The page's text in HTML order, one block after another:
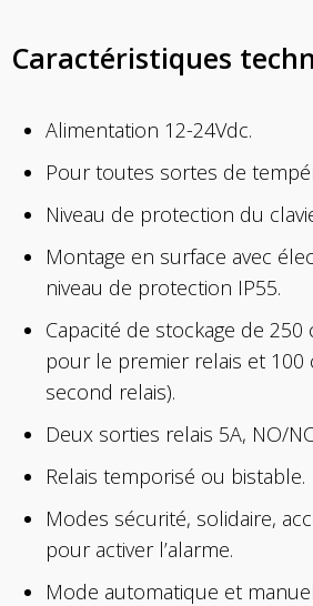
Caractéristiques
Alimentation 12-24Vdc.
Pour toutes sortes de
Niveau de protection du
Montage en surface avec
niveau de protection IP55.
Capacité de stockage de
pour le premier relais et
second relais).
Deux sorties relais 5A, NO/
Relais temporisé ou bistable.
Modes sécurité, solidaire,
pour activer l’alarme.
Mode automatique et